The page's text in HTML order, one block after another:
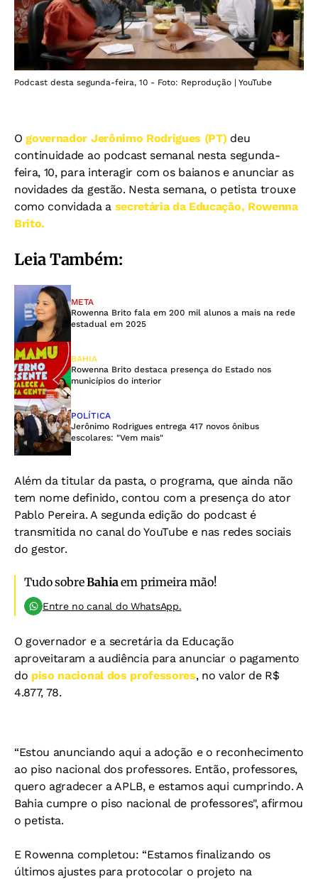
Podcast desta segunda-feira, 10 - Foto: Reprodução | YouTube
O governador Jerônimo Rodrigues (PT)deu
continuidade ao podcast semanal nesta segunda-
feira, 10, para interagir com os baianos e anunciar as
novidades da gestão. Nesta semana, o petista trouxe
como convidada a secretária da Educação, Rowenna
Brito.
Leia Também:
META
Rowenna Brito fala em 200 mil alunos a mais na rede
estadual em 2025
BAHIA
Rowenna Brito destaca presença do Estado nos
municípios do interior
POLÍTICA
Jerônimo Rodrigues entrega 417 novos ônibus
escolares: "Vem mais"
Além da titular da pasta, o programa, que ainda não
tem nome definido, contou com a presença do ator
Pablo Pereira. A segunda edição do podcast é
transmitida no canal do YouTube e nas redes sociais
do gestor.
Tudo sobreBahia em primeira mão!
Entre no canal do WhatsApp.
O governador e a secretária da Educação
aproveitaram a audiência para anunciar o pagamento
do piso nacional dos professores, no valor de R$
4.877, 78.
“Estou anunciando aqui a adoção e o reconhecimento
ao piso nacional dos professores. Então, professores,
quero agradecer a APLB, e estamos aqui cumprindo. A
Bahia cumpre o piso nacional de professores", afirmou
o petista.
E Rowenna completou: “Estamos finalizando os
últimos ajustes para protocolar o projeto na